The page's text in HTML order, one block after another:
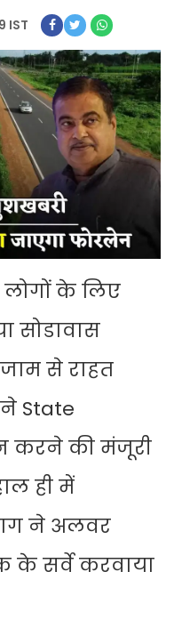
IST
के लिए
सोडावास
जाम से राहत
State
करने की मंजूरी
ही में
ने अलवर
के सर्वे करवाया